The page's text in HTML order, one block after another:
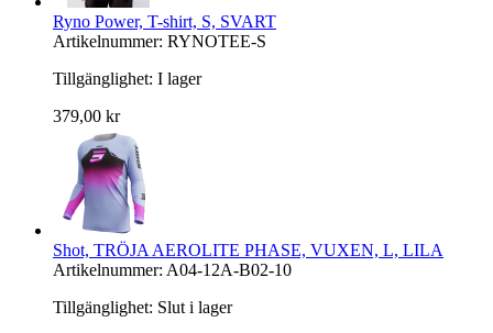
Ryno Power, T-shirt, S, SVART
Artikelnummer: RYNOTEE-S
Tillgänglighet: I lager
379,00 kr
Shot, TRÖJA AEROLITE PHASE, VUXEN, L, LILA
Artikelnummer: A04-12A-B02-10
Tillgänglighet: Slut i lager